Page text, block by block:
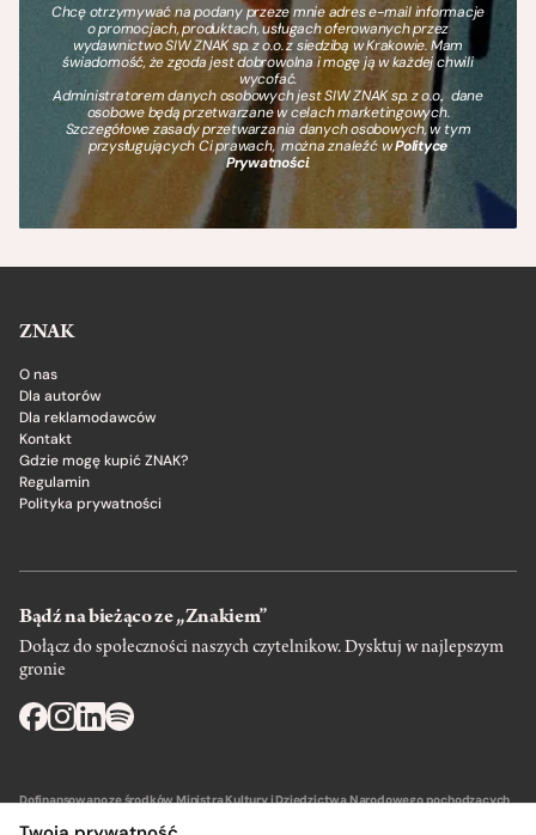
Chcę otrzymywać na podany przeze mnie adres e-mail informacje
o promocjach, produktach, usługach oferowanych przez
wydawnictwo SIW ZNAK sp. z o.o. z siedzibą w Krakowie. Mam
świadomość, że zgoda jest dobrowolna i mogę ją w każdej chwili
wycofać.
Administratorem danych osobowych jest SIW ZNAK sp. z o.o., dane
osobowe będą przetwarzane w celach marketingowych.
Szczegółowe zasady przetwarzania danych osobowych, w tym
przysługujących Ci prawach, można znaleźć wPolityce
Prywatności.
ZNAK
O nas
Dla autorów
Dla reklamodawców
Kontakt
Gdzie mogę kupić ZNAK?
Regulamin
Polityka prywatności
Bądź na bieżąco ze „Znakiem”
Dołącz do społeczności naszych czytelnikow. Dysktuj w najlepszym
gronie
Dofinansowano ze środków Ministra Kultury i Dziedzictwa Narodowego pochodzących